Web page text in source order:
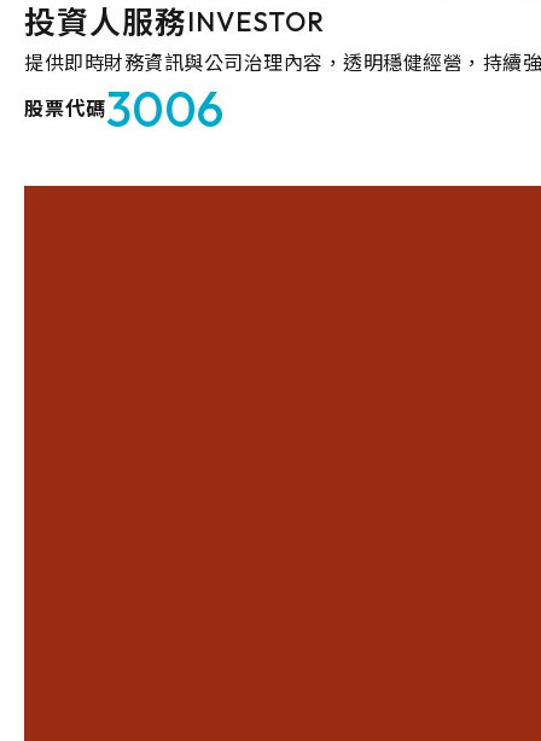
投資人服務INVESTOR
提供即時財務資訊與公司治理內容，透明穩健經營，持續
股票代碼3006